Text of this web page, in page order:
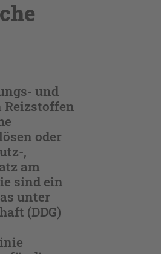
und
oder
,
am
sind ein
unter
(DDG)